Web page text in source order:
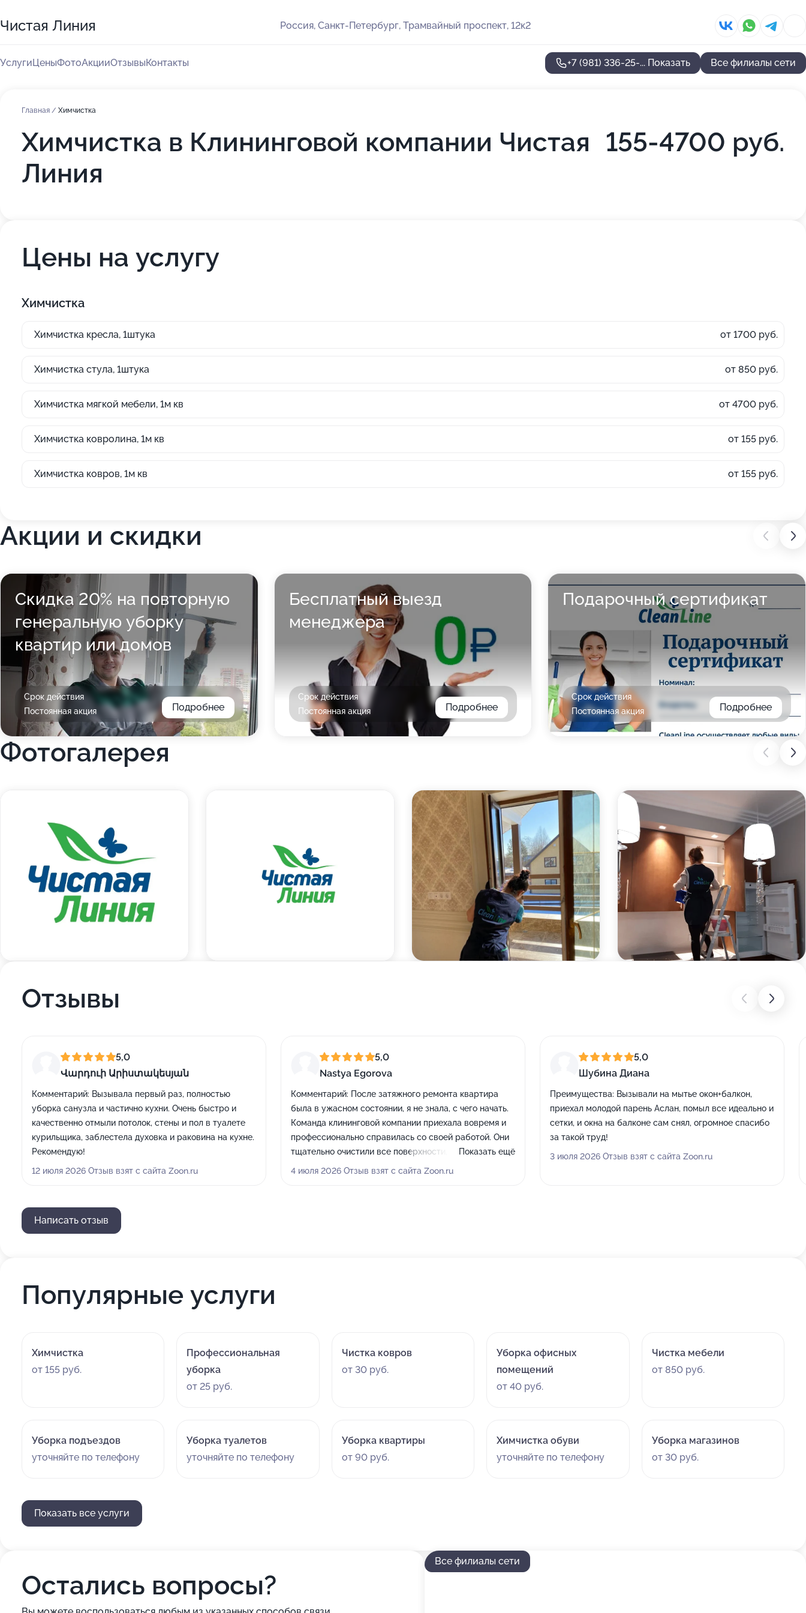
Чистая Линия Россия, Санкт-Петербург, Трамвайный проспект, 12к2
УслугиЦеныФотоАкцииОтзывыКонтакты +7 (981) 336-25-... Показать Все филиалы сети
Главная / Химчистка
Химчистка в Клининговой компании Чистая
Линия
155-4700 руб.
Цены на услугу
Химчистка
Химчистка кресла, 1штука от 1700 руб.
Химчистка стула, 1штука от 850 руб.
Химчистка мягкой мебели, 1м кв от 4700 руб.
Химчистка ковролина, 1м кв от 155 руб.
Химчистка ковров, 1м кв от 155 руб.
Акции и скидки
Скидка 20% на повторную
генеральную уборку
квартир или домов
Срок действия
Постоянная акция
Подробнее
Бесплатный выезд
менеджера
Срок действия
Постоянная акция
Подробнее
Подарочный сертификат
Срок действия
Постоянная акция
Подробнее
Фотогалерея
Отзывы
5,0
Վարդուի Արիստակեսյան
Комментарий: Вызывала первый раз, полностью
уборка санузла и частично кухни. Очень быстро и
качественно отмыли потолок, стены и пол в туалете
курильщика, заблестела духовка и раковина на кухне.
Рекомендую!
12 июля 2026 Отзыв взят с сайта Zoon.ru
5,0
Nastya Egorova
Комментарий: После затяжного ремонта квартира
была в ужасном состоянии, я не знала, с чего начать.
Команда клининговой компании приехала вовремя и
профессионально справилась со своей работой. Они
тщательно очистили все поверхности, убрали пыль,
помыли окна и даже провели химчистку мебели. Я
Показать ещё
4 июля 2026 Отзыв взят с сайта Zoon.ru
5,0
Шубина Диана
Преимущества: Вызывали на мытье окон+балкон,
приехал молодой парень Аслан, помыл все идеально и
сетки, и окна на балконе сам снял, огромное спасибо
за такой труд!
3 июля 2026 Отзыв взят с сайта Zoon.ru
Написать отзыв
Популярные услуги
Химчистка
от 155 руб.
Профессиональная
уборка
от 25 руб.
Чистка ковров
от 30 руб.
Уборка офисных
помещений
от 40 руб.
Чистка мебели
от 850 руб.
Уборка подъездов
уточняйте по телефону
Уборка туалетов
уточняйте по телефону
Уборка квартиры
от 90 руб.
Химчистка обуви
уточняйте по телефону
Уборка магазинов
от 30 руб.
Показать все услуги
Остались вопросы?
Все филиалы сети